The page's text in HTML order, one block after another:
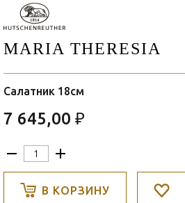
MARIA THERESIA
Салатник 18см
7 645,00 ₽
В КОРЗИНУ